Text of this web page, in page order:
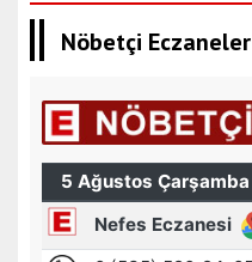
Nöbetçi Eczaneler